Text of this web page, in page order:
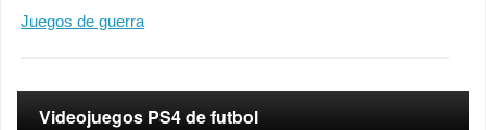
Juegos de guerra
Videojuegos PS4 de futbol